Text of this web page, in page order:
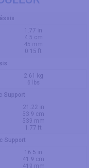
1.77 in
4.5 cm
45 mm
0.15 ft
2.61 kg
6 lbs
Support
21.22 in
53.9 cm
539 mm
1.77 ft
Support
16.5 in
41.9 cm
419 mm